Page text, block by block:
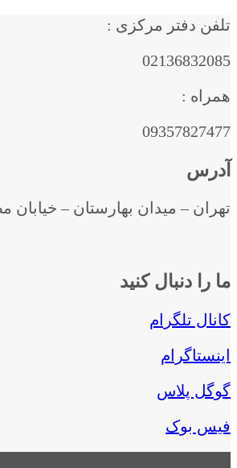
تلفن دفتر مرکزی :
02136832085
همراه :
09357827477
آدرس
تهران – میدان بهارستان –
ما را دنبال کنید
کانال تلگرام
اینستاگرام
گوگل پلاس
فیس بوک